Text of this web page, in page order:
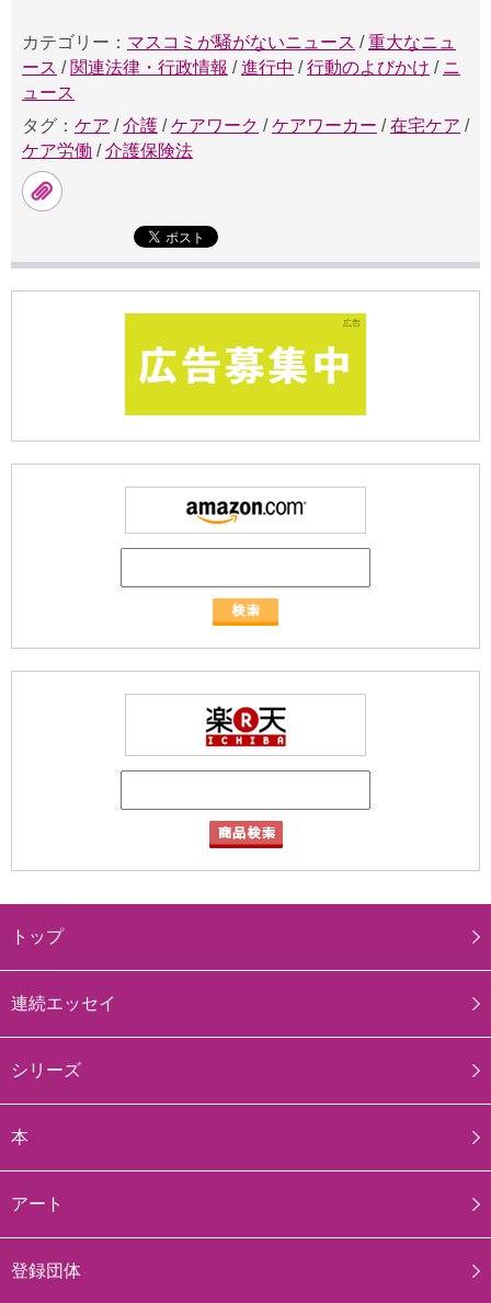
カテゴリー： マスコミが騒がないニュース /重大なニュ
ース / 関連法律・行政情報 /進行中 /行動のよびかけ / ニ
ュース
タグ： ケア /介護 /ケアワーク /ケアワーカー /在宅ケア /
ケア労働 /介護保険法
トップ
連続エッセイ
シリーズ
本
アート
登録団体